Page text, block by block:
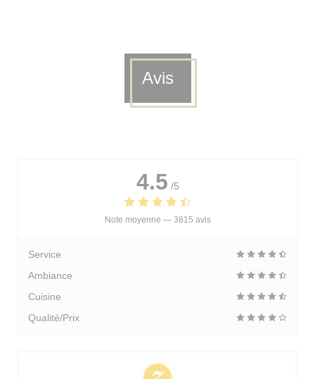
Avis
4.5 /5
Note moyenne — 3815 avis
Service
Ambiance
Cuisine
Qualité/Prix